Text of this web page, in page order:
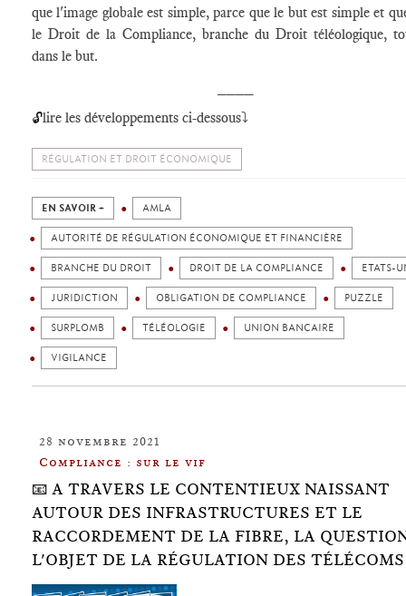
que l'image globale est simple, parce que le but est simple et
le Droit de la Compliance, branche du Droit téléologique,
dans le but.
🔓lire les développements ci-dessous⤵️
RÉGULATION ET DROIT ÉCONOMIQUE
EN SAVOIR + AMLA
AUTORITÉ DE RÉGULATION ÉCONOMIQUE ET FINANCIÈRE
BRANCHE DU DROIT DROIT DE LA COMPLIANCE ETATS-
JURIDICTION OBLIGATION DE COMPLIANCE PUZZLE
SURPLOMB TÉLÉOLOGIE UNION BANCAIRE
VIGILANCE
28 novembre 2021
Compliance : sur le vif
📧 A TRAVERS LE CONTENTIEUX NAISSANT
AUTOUR DES INFRASTRUCTURES ET LE
RACCORDEMENT DE LA FIBRE, LA
L'OBJET DE LA RÉGULATION DES TÉLÉCOMS